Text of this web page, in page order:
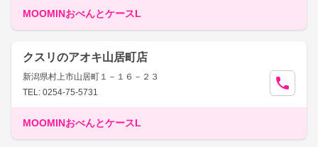
MOOMINおべんとケースL
クスリのアオキ山居町店
新潟県村上市山居町１－１６－２３
TEL: 0254-75-5731
MOOMINおべんとケースL